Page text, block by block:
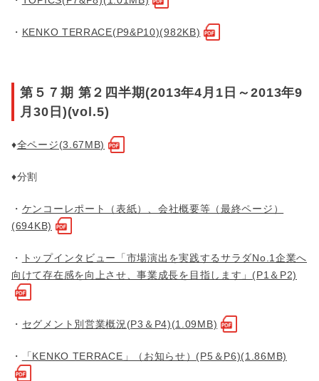
・ KENKO TERRACE(P9&P10)(982KB)
第５７期 第２四半期(2013年4月1日～2013年9
月30日)(vol.5)
♦全ページ(3.67MB)
♦分割
・ ケンコーレポート（表紙）、会社概要等（最終ページ）
(694KB)
・
トップインタビュー「市場演出を実践するサラダNo.1企業へ
向けて存在感を向上させ、事業成長を目指します」(P1＆P2)
・ セグメント別営業概況(P3＆P4)(1.09MB)
・ 「KENKO TERRACE」（お知らせ）(P5＆P6)(1.86MB)